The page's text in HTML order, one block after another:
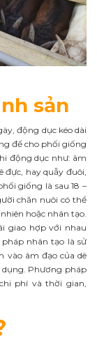
sản
động dục kéo dài
để cho phối giống
động dục như: âm
hay quẫy đuôi,
giống là sau 18 –
chăn nuôi có thể
hoặc nhân tạo.
giao hợp với nhau
nhân tạo là sử
vào âm đạo của dê
Phương pháp
phí và thời gian,